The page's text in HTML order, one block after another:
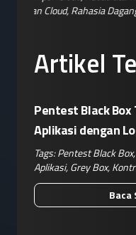
Artikel
Pentest Black
Aplikasi dengan
Kompleks
Tags:Pentest Black Box,
Aplikasi,Grey Box,
Baca
Hoaks,Risiko Digital,